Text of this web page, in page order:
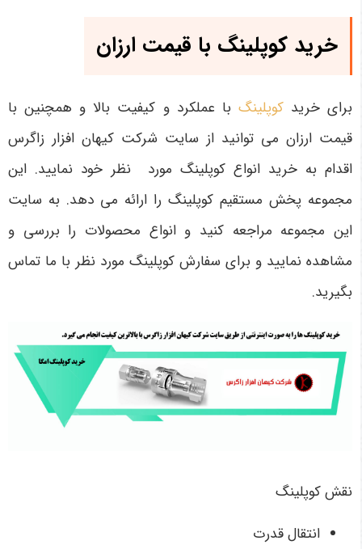
خرید کوپلینگ با قیمت ارزان
برای خریدکوپلینگ با عملکرد و کیفیت بالا و همچنین با
قیمت ارزان می توانید از سایت شرکت کیهان افزار زاگرس
اقدام به خرید انواع کوپلینگ مورد نظر خود نمایید. این
مجموعه پخش مستقیم کوپلینگ را ارائه می دهد. به سایت
این مجموعه مراجعه کنید و انواع محصولات را بررسی و
مشاهده نمایید و برای سفارش کوپلینگ مورد نظر با ما تماس
بگیرید.
نقش کوپلینگ
انتقال قدرت